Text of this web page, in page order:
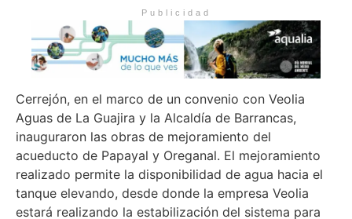
Publicidad
Cerrejón, en el marco de un convenio con Veolia
Aguas de La Guajira y la Alcaldía de Barrancas,
inauguraron las obras de mejoramiento del
acueducto de Papayal y Oreganal. El mejoramiento
realizado permite la disponibilidad de agua hacia el
tanque elevando, desde donde la empresa Veolia
estará realizando la estabilización del sistema para